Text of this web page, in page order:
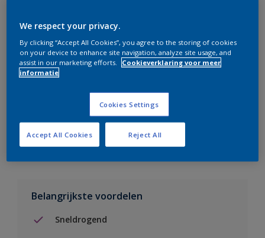
Boodschappenlijst
Vind een verkooppunt
Voeg toe aan project
Zie kleur in de Sikkens Visualizer App
Belangrijkste voordelen
Sneldrogend
We respect your privacy.
By clicking “Accept All Cookies”, you agree to the storing of cookies
on your device to enhance site navigation, analyze site usage, and
assist in our marketing efforts.
Cookieverklaring voor meer
informatie
Cookies Settings
Reject All
Accept All Cookies